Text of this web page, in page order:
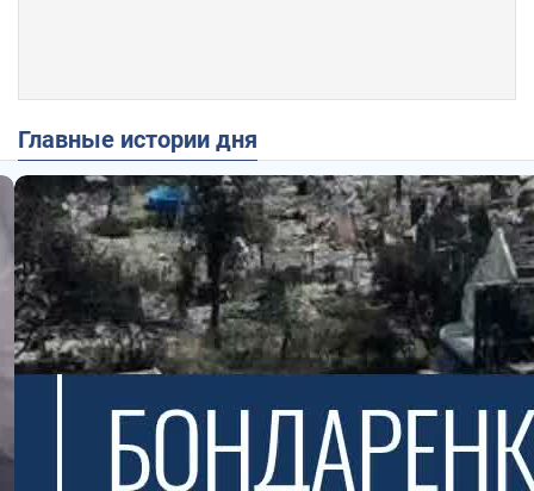
Главные истории дня